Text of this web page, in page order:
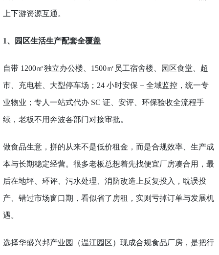
上下游资源互通。
1、 园区生活生产配套全覆盖
自带 1200㎡独立办公楼、1500㎡员工宿舍楼、园区食堂、超
市、充电桩、大型停车场；24 小时安保 + 全域监控，统一专
业物业；专人一站式代办 SC 证、安评、环保验收全流程手
续，老板不用奔波各部门对接审批。
做食品生意，拼的从来不是低价租金，而是合规效率、生产成
本与长期稳定经营。很多老板总想着先找便宜厂房凑合用，最
后在地坪、环评、污水处理、消防改造上反复投入，耽误投
产、错过市场窗口期，看似省了房租，实则亏掉订单与发展机
遇。
选择华盛兴邦产业园（温江园区）现成合规食品厂房，是把行